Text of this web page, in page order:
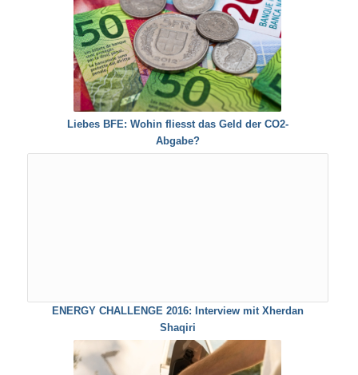
Liebes BFE: Wohin fliesst das Geld der CO2-
Abgabe?
ENERGY CHALLENGE 2016: Interview mit Xherdan
Shaqiri